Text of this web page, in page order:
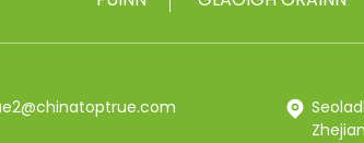
...